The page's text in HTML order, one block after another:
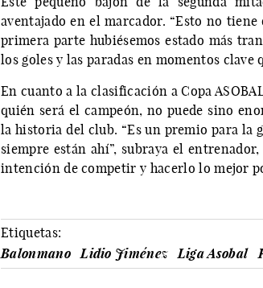
aventajado en el marcador. “Esto no
primera parte hubiésemos estado más
los goles y las paradas en momentos
En cuanto a la clasificación a Copa
quién será el campeón, no puede sino
la historia del club. “Es un premio para la
siempre están ahí”, subraya el
intención de competir y hacerlo lo mejor
Etiquetas:
Balonmano
Lidio Jiménez Liga Asobal